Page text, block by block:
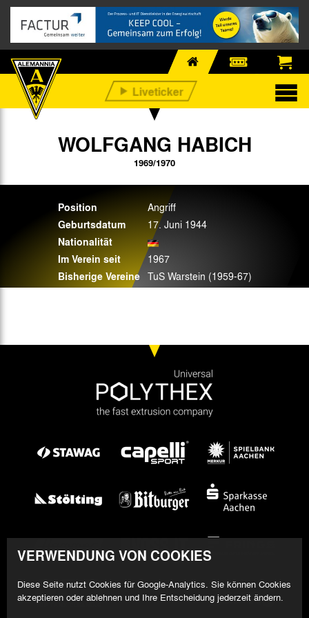
WOLFGANG HABICH
1969/1970
Position Angriff
Geburtsdatum 17. Juni 1944
Nationalität
Im Verein seit
1967
Bisherige Vereine TuS Warstein (1959-67)
VERWENDUNG VON COOKIES
Diese Seite nutzt Cookies für Google-Analytics. Sie können Cookies
akzeptieren oder ablehnen und Ihre Entscheidung jederzeit ändern.